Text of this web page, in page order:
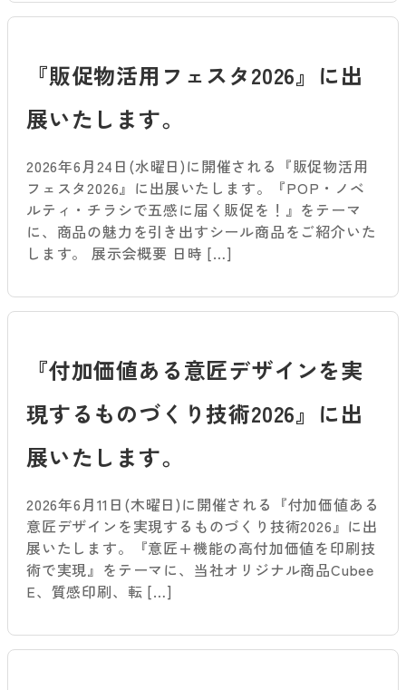
『販促物活用フェスタ2026』に出
展いたします。
2026年6月24日(水曜日)に開催される『販促物活用
フェスタ2026』に出展いたします。『POP・ノベ
ルティ・チラシで五感に届く販促を！』をテーマ
に、商品の魅力を引き出すシール商品をご紹介いた
します。 展示会概要 日時 […]
『付加価値ある意匠デザインを実
現するものづくり技術2026』に出
展いたします。
2026年6月11日(木曜日)に開催される『付加価値ある
意匠デザインを実現するものづくり技術2026』に出
展いたします。『意匠+機能の高付加価値を印刷技
術で実現』をテーマに、当社オリジナル商品Cubee
E、質感印刷、転 […]